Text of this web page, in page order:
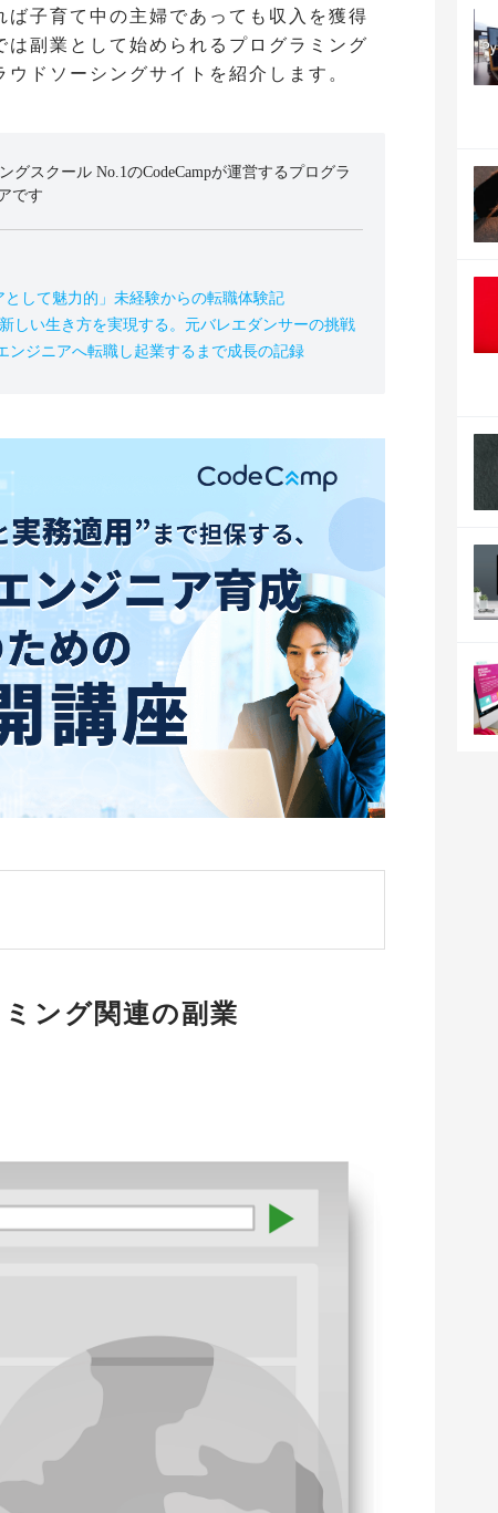
子育て中の主婦であっても収入を獲得
副業として始められるプログラミング
ドソーシングサイトを紹介します。
グスクール No.1のCodeCampが運営するプログラ
です
して魅力的」未経験からの転職体験記
しい生き方を実現する。元バレエダンサーの挑戦
ンジニアへ転職し起業するまで成長の記録
ング関連の副業